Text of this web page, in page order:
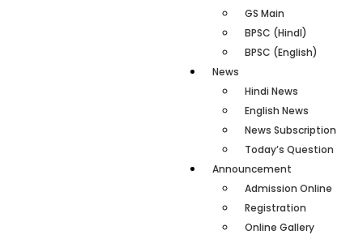
GS Main
BPSC (HindI)
BPSC (English)
News
Hindi News
English News
News Subscription
Today’s Question
Announcement
Admission Online
Registration
Online Gallery